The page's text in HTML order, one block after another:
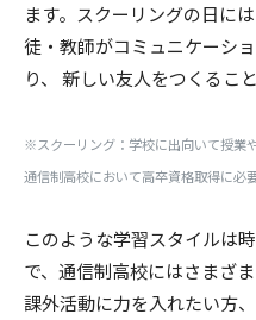
ます。スクーリングの日に
徒・教師がコミュニケーシ
り、 新しい友人をつくるこ
※スクーリング：学校に出向いて授業
通信制高校において高卒資格取得に必
このような学習スタイルは
で、通信制高校にはさまざ
課外活動に力を入れたい方